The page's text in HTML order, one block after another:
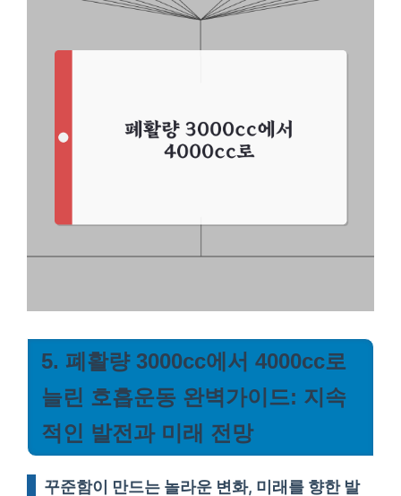
5. 폐활량 3000cc에서 4000cc로
늘린 호흡운동 완벽가이드: 지속
적인 발전과 미래 전망
꾸준함이 만드는 놀라운 변화, 미래를 향한 발